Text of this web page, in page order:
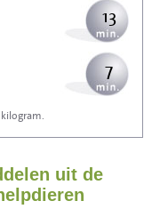
13
7
22
uit de